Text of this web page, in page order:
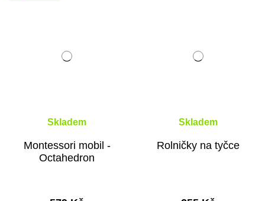
Skladem
Montessori mobil -
Octahedron
Skladem
Rolničky na tyčce